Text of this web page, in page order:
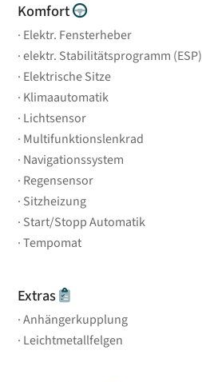
Komfort
Elektr. Fensterheber
elektr. Stabilitätsprogramm (ESP)
Elektrische Sitze
Klimaautomatik
Lichtsensor
Multifunktionslenkrad
Navigationssystem
Regensensor
Sitzheizung
Start/Stopp Automatik
Tempomat
Extras
Anhängerkupplung
Leichtmetallfelgen